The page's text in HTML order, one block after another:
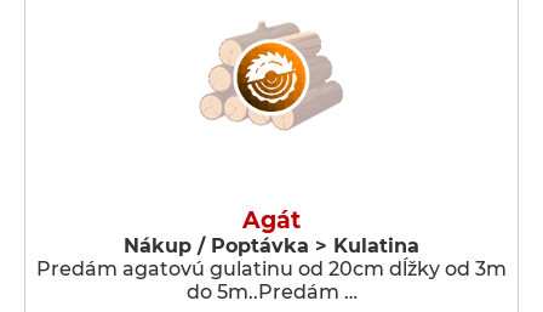
Agát
Nákup / Poptávka > Kulatina
Predám agatovú gulatinu od 20cm dĺžky od 3m
do 5m..Predám …